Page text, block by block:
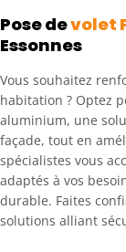
Pose devolet
Essonnes
Vous souhaitez
habitation ? Optez
aluminium, une
façade, tout en
spécialistes vous
adaptés à vos
durable. Faites
solutions alliant